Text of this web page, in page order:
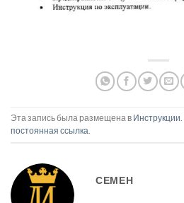
Эта запись была размещена в Инструкции
постоянная ссылка
СЕМЕН